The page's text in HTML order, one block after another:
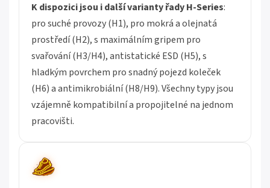
K dispozici jsou i další varianty řady H-Series:
pro suché provozy (H1), pro mokrá a olejnatá
prostředí (H2), s maximálním gripem pro
svařování (H3/H4), antistatické ESD (H5), s
hladkým povrchem pro snadný pojezd koleček
(H6) a antimikrobiální (H8/H9). Všechny typy jsou
vzájemně kompatibilní a propojitelné na jednom
pracovišti.